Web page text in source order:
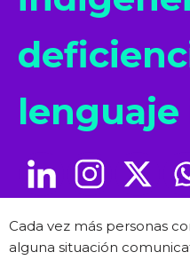
Cada vez más personas
alguna situación